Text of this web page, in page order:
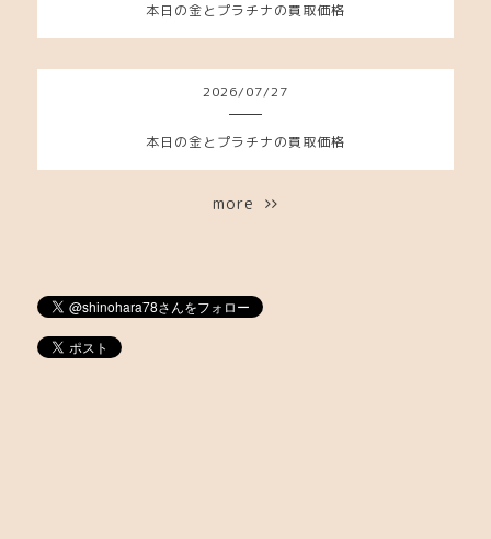
本日の金とプラチナの買取価格
2026/07/27
本日の金とプラチナの買取価格
more